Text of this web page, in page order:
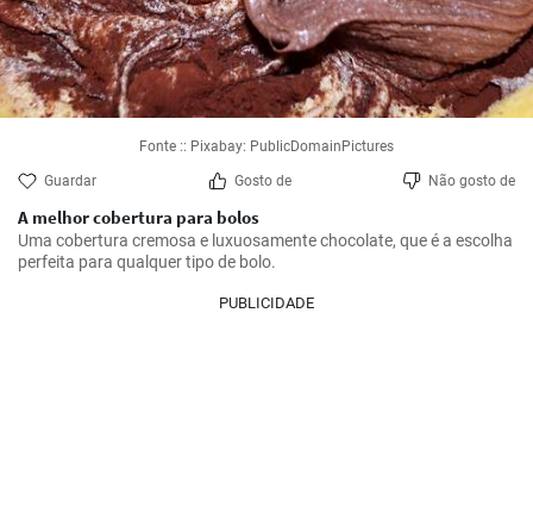
Fonte :: Pixabay: PublicDomainPictures
Guardar Gosto de Não gosto de
A melhor cobertura para bolos
Uma cobertura cremosa e luxuosamente chocolate, que é a escolha
perfeita para qualquer tipo de bolo.
PUBLICIDADE